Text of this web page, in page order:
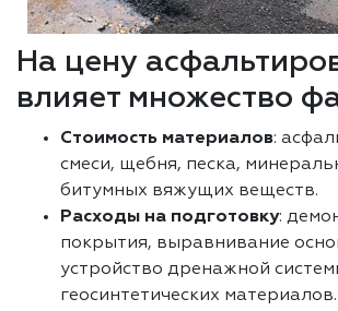
На цену
влияет множество
Стоимость материалов:
смеси, щебня, песка,
битумных вяжущих веществ.
Расходы на подготовку:
покрытия, выравнивание
устройство дренажной
геосинтетических материалов.